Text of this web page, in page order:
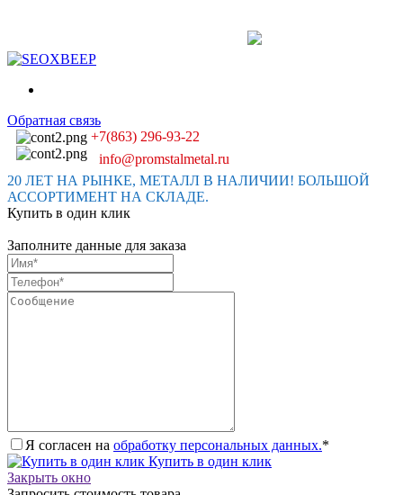
Обратная связь
+7(863) 296-93-22
info@promstalmetal.ru
20 ЛЕТ НА РЫНКЕ, МЕТАЛЛ В НАЛИЧИИ! БОЛЬШОЙ
АССОРТИМЕНТ НА СКЛАДЕ.
Купить в один клик
Заполните данные для заказа
Я согласен на обработку персональных данных.*
Купить в один клик
Закрыть окно